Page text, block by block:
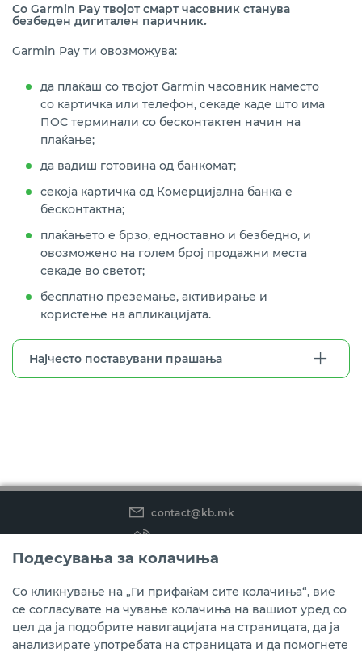
Со Garmin Pay твојот смарт часовник станува
безбеден дигитален паричник.
Garmin Pay ти овозможува:
да плаќаш со твојот Garmin часовник наместо
со картичка или телефон, секаде каде што има
ПОС терминали со бесконтактен начин на
плаќање;
да вадиш готовина од банкомат;
секоја картичка од Комерцијална банка е
бесконтактна;
плаќањето е брзо, едноставно и безбедно, и
овозможено на голем број продажни места
секаде во светот;
бесплатно преземање, активирање и
користење на апликацијата.
Најчесто поставувани прашања
contact@kb.mk
(02) 3 296 800
Instagram
LinkedIn
Youtube
Преземете ја мобилната апликација мБанка.
Подесувања за колачиња
Со кликнување на „Ги прифаќам сите колачиња“, вие
се согласувате на чување колачиња на вашиот уред со
цел да ја подобрите навигацијата на страницата, да ја
анализирате употребата на страницата и да помогнете